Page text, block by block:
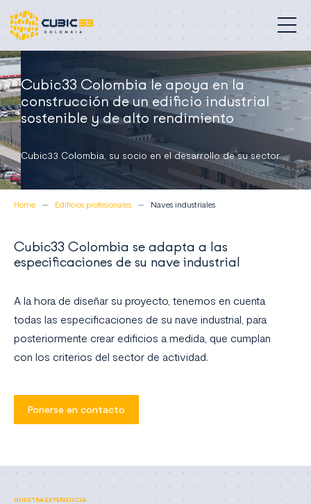
Cubic33 Colombia le apoya en la
construcción de un edificio industrial
sostenible y de alto rendimiento
Cubic33 Colombia, su socio en el desarrollo de su sector
Home Edificios profesionales Naves industriales
Cubic33 Colombia se adapta a las
especificaciones de su nave industrial
A la hora de diseñar su proyecto, tenemos en cuenta
todas las especificaciones de su nave industrial, para
posteriormente crear edificios a medida, que cumplan
con los criterios del sector de actividad.
Ponerse en contacto
NUESTRA EXPERIENCIA
Edificios profesionales
Nuestra misión
Compromisos
Proyectos
Contacto